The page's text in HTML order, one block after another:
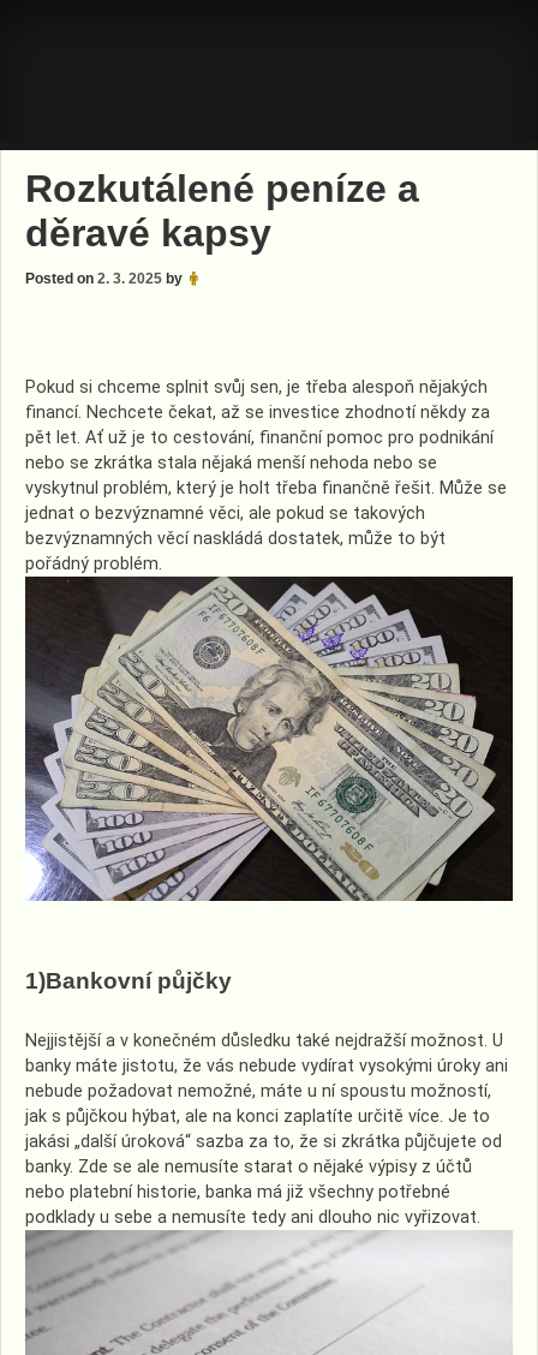
Rozkutálené peníze a
děravé kapsy
Posted on 2. 3. 2025 by
Pokud si chceme splnit svůj sen, je třeba alespoň nějakých
financí. Nechcete čekat, až se investice zhodnotí někdy za
pět let. Ať už je to cestování, finanční pomoc pro podnikání
nebo se zkrátka stala nějaká menší nehoda nebo se
vyskytnul problém, který je holt třeba finančně řešit. Může se
jednat o bezvýznamné věci, ale pokud se takových
bezvýznamných věcí naskládá dostatek, může to být
pořádný problém.
1)Bankovní půjčky
Nejjistější a v konečném důsledku také nejdražší možnost. U
banky máte jistotu, že vás nebude vydírat vysokými úroky ani
nebude požadovat nemožné, máte u ní spoustu možností,
jak s půjčkou hýbat, ale na konci zaplatíte určitě více. Je to
jakási „další úroková“ sazba za to, že si zkrátka půjčujete od
banky. Zde se ale nemusíte starat o nějaké výpisy z účtů
nebo platební historie, banka má již všechny potřebné
podklady u sebe a nemusíte tedy ani dlouho nic vyřizovat.